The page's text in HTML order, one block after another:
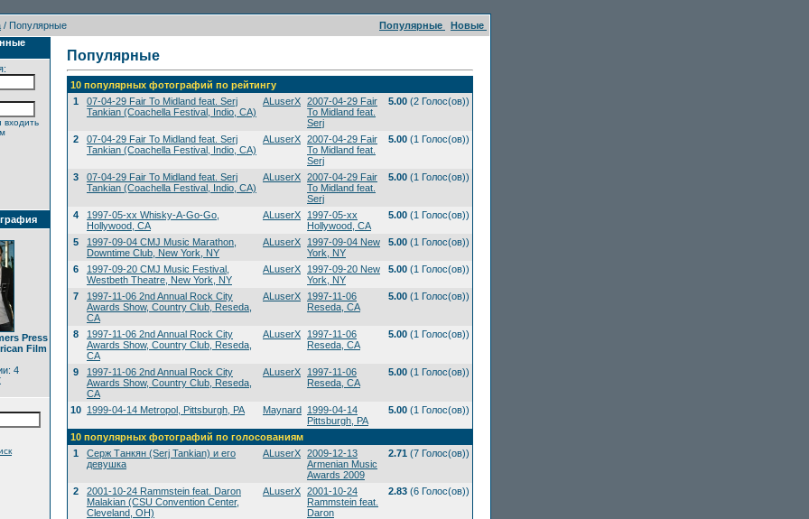
/ Популярные Популярные
Новые
входить
Press
Film
4
Популярные
10 популярных фотографий по рейтингу
1
07-04-29 Fair To Midland feat. Serj
Tankian (Coachella Festival, Indio, CA)
ALuserX 2007-04-29 Fair
To Midland feat.
Serj
5.00 (2 Голос(ов))
2
07-04-29 Fair To Midland feat. Serj
Tankian (Coachella Festival, Indio, CA)
ALuserX 2007-04-29 Fair
To Midland feat.
Serj
5.00 (1 Голос(ов))
3
07-04-29 Fair To Midland feat. Serj
Tankian (Coachella Festival, Indio, CA)
ALuserX 2007-04-29 Fair
To Midland feat.
Serj
5.00 (1 Голос(ов))
4
1997-05-xx Whisky-A-Go-Go,
Hollywood, CA
ALuserX
1997-05-xx
Hollywood, CA
5.00 (1 Голос(ов))
5
1997-09-04 CMJ Music Marathon,
Downtime Club, New York, NY
ALuserX
1997-09-04 New
York, NY
5.00 (1 Голос(ов))
6
1997-09-20 CMJ Music Festival,
Westbeth Theatre, New York, NY
ALuserX
1997-09-20 New
York, NY
5.00 (1 Голос(ов))
7
1997-11-06 2nd Annual Rock City
Awards Show, Country Club, Reseda,
CA
ALuserX
1997-11-06
Reseda, CA
5.00 (1 Голос(ов))
8
1997-11-06 2nd Annual Rock City
Awards Show, Country Club, Reseda,
CA
ALuserX
1997-11-06
Reseda, CA
5.00 (1 Голос(ов))
9
1997-11-06 2nd Annual Rock City
Awards Show, Country Club, Reseda,
CA
ALuserX
1997-11-06
Reseda, CA
5.00 (1 Голос(ов))
10 1999-04-14 Metropol, Pittsburgh, PA Maynard 1999-04-14
Pittsburgh, PA
5.00 (1 Голос(ов))
10 популярных фотографий по голосованиям
1
Серж Танкян (Serj Tankian) и его
девушка
ALuserX 2009-12-13
Armenian Music
Awards 2009
2.71 (7 Голос(ов))
2
2001-10-24 Rammstein feat. Daron
Malakian (CSU Convention Center,
Cleveland, OH)
ALuserX 2001-10-24
Rammstein feat.
Daron
2.83 (6 Голос(ов))